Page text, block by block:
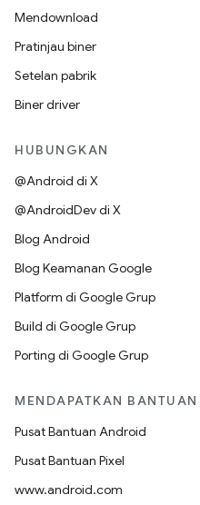
Mendownload
Pratinjau biner
Setelan pabrik
Biner driver
HUBUNGKAN
@Android di X
@AndroidDev di X
Blog Android
Blog Keamanan Google
Platform di Google Grup
Build di Google Grup
Porting di Google Grup
MENDAPATKAN BANTUAN
Pusat Bantuan Android
Pusat Bantuan Pixel
www.android.com